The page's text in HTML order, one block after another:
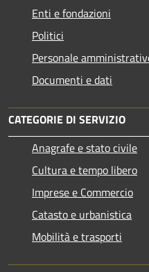
Enti e fondazioni
Politici
Personale
Documenti e dati
CATEGORIE DI SERVIZIO
Anagrafe e stato civile
Cultura e tempo libero
Imprese e Commercio
Catasto e urbanistica
Mobilità e trasporti